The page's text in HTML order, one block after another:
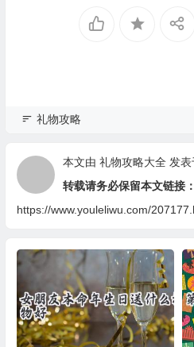
礼物攻略
本文由 礼物攻略大全发表
转载请务必保留本文链接：
https://www.youleliwu.com/